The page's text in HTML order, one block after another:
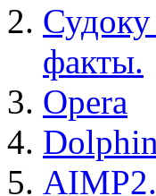
факты.
Opera
Dolphin